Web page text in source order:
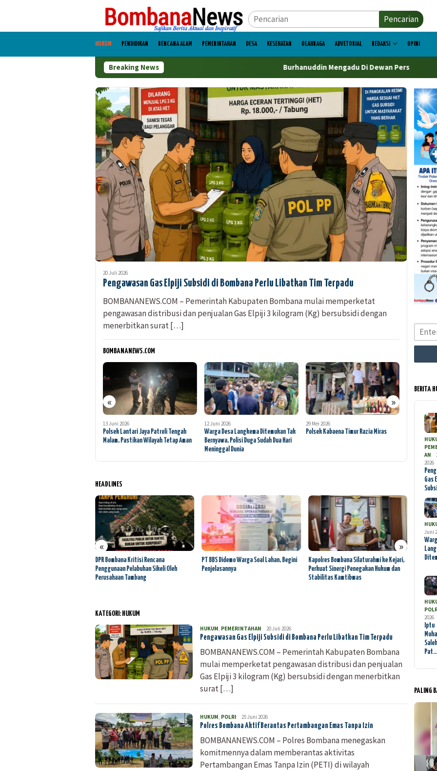
konten
Pencarian
HUKUM PENDIDIKAN BENCANA ALAM PEMERINTAHAN DESA KESEHATAN OLAHRAGA ADVETORIAL REDAKSI OPINI
Breaking News Burhanuddin Mengadu Di Dewan Pers DPR Bombana
20 Juli 2026
Pengawasan Gas Elpiji Subsidi di Bombana Perlu Libatkan Tim Terpadu
BOMBANANEWS.COM – Pemerintah Kabupaten Bombana mulai memperketat
pengawasan distribusi dan penjualan Gas Elpiji 3 kilogram (Kg) bersubsidi dengan
menerbitkan surat […]
BOMBANANEWS.COM
« »
13 Juni 2026
Polsek Lantari Jaya Patroli Tengah
Malam, Pastikan Wilayah Tetap Aman
12 Juni 2026
Warga Desa Langkema Ditemukan Tak
Bernyawa, Polisi Duga Sudah Dua Hari
Meninggal Dunia
29 Mei 2026
Polsek Kabaena Timur Razia Miras
27 Mei 2026
Saat
Polres
Dugaan
HEADLINES
« »
DPR Bombana Kritisi Rencana
Penggunaan Pelabuhan Sikeli Oleh
Perusahaan Tambang
PT BBS Didemo Warga Soal Lahan, Begini
Penjelasannya
Kapolres Bombana Silaturahmi ke Kejari,
Perkuat Sinergi Penegakan Hukum dan
Stabilitas Kamtibmas
Polres
Jaga
KATEGORI: HUKUM
HUKUM, PEMERINTAHAN Bombana
News
20 Juli 2026
Pengawasan Gas Elpiji Subsidi di Bombana Perlu Libatkan Tim Terpadu
BOMBANANEWS.COM – Pemerintah Kabupaten Bombana
mulai memperketat pengawasan distribusi dan penjualan
Gas Elpiji 3 kilogram (Kg) bersubsidi dengan menerbitkan
surat […]
HUKUM, POLRI Bombana
News
25 Juni 2026
Polres Bombana Aktif Berantas Pertambangan Emas Tanpa Izin
BOMBANANEWS.COM – Polres Bombana menegaskan
komitmennya dalam memberantas aktivitas
Pertambangan Emas Tanpa Izin (PETI) di wilayah
BERITA
AN
2026
Gas
Juni
2026
Iptu
Pat…
PALING